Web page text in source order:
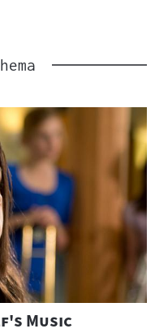
Music"